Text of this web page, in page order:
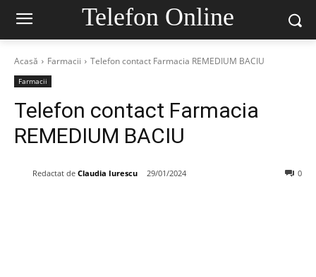
Telefon Online
Acasă Farmacii Telefon contact Farmacia REMEDIUM BACIU
Farmacii
Telefon contact Farmacia
REMEDIUM BACIU
Redactat de Claudia Iurescu 29/01/2024 0